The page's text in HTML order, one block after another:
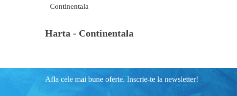
Continentala
Harta - Continentala
Afla cele mai bune oferte. Inscrie-te la newsletter!